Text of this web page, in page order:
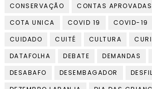
CONSERVAÇÃO
CONTAS APROVADAS
COTA UNICA
COVID 19 COVID-19
CUIDADO
CUITÉ CULTURA
DATAFOLHA
DEBATE DEMANDAS
DESABAFO
DESEMBAGADOR